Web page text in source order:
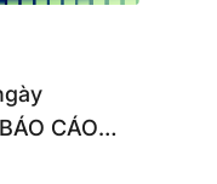
CÁO
BÁO